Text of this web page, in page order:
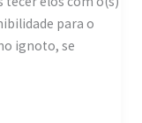
para o
ignoto, se